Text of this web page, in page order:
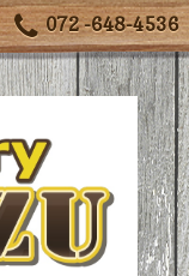
072 -648-4536